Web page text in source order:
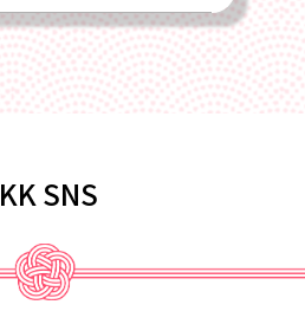
総会を全国旅館会館
定例会議in福岡が開催
SNS